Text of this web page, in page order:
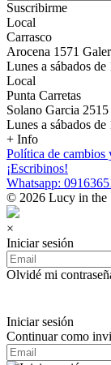
Suscribirme
Local
Carrasco
Arocena 1571
Lunes a sábados
Local
Punta Carretas
Solano Garcia 2515
Lunes a sábados
+ Info
Política de cambios
¡Escribinos!
Whatsapp:
© 2026 Lucy in the
×
Iniciar sesión
Olvidé mi
Iniciar sesión
Continuar como